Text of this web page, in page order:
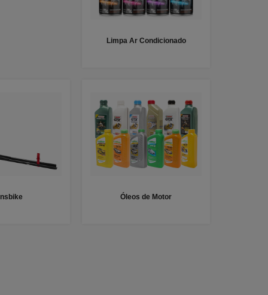
Limpa Ar Condicionado
Óleos de Motor